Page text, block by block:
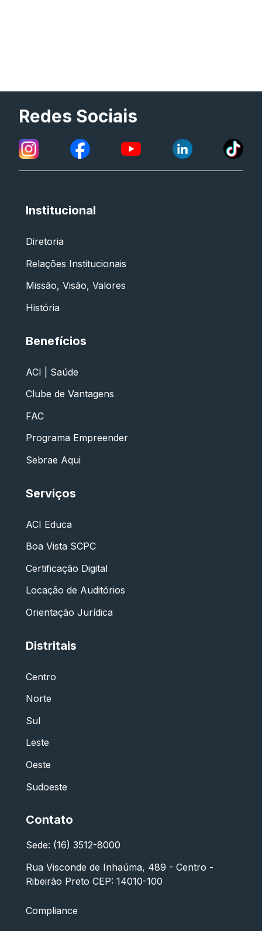
Redes Sociais
Institucional
Diretoria
Relações Institucionais
Missão, Visão, Valores
História
Benefícios
ACI | Saúde
Clube de Vantagens
FAC
Programa Empreender
Sebrae Aqui
Serviços
ACI Educa
Boa Vista SCPC
Certificação Digital
Locação de Auditórios
Orientação Jurídica
Distritais
Centro
Norte
Sul
Leste
Oeste
Sudoeste
Contato
Sede: (16) 3512-8000
Rua Visconde de Inhaúma, 489 - Centro -
Ribeirão Preto CEP: 14010-100
Compliance